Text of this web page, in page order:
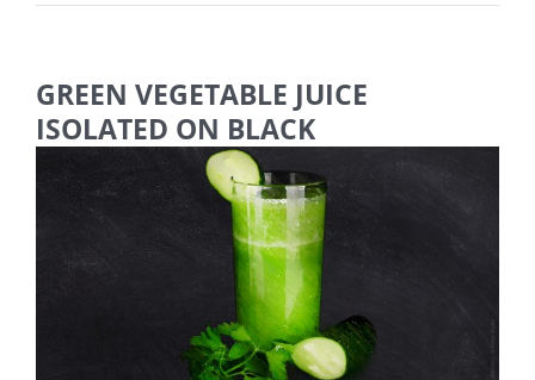
GREEN VEGETABLE JUICE
ISOLATED ON BLACK